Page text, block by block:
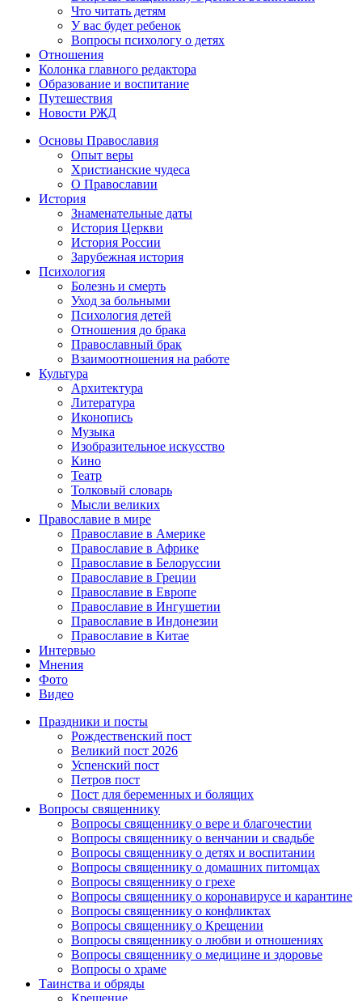
Что читать детям
У вас будет ребенок
Вопросы психологу о детях
Отношения
Колонка главного редактора
Образование и воспитание
Путешествия
Новости РЖД
Основы Православия
Опыт веры
Христианские чудеса
О Православии
История
Знаменательные даты
История Церкви
История России
Зарубежная история
Психология
Болезнь и смерть
Уход за больными
Психология детей
Отношения до брака
Православный брак
Взаимоотношения на работе
Культура
Архитектура
Литература
Иконопись
Музыка
Изобразительное искусство
Кино
Театр
Толковый словарь
Мысли великих
Православие в мире
Православие в Америке
Православие в Африке
Православие в Белоруссии
Православие в Греции
Православие в Европе
Православие в Ингушетии
Православие в Индонезии
Православие в Китае
Интервью
Мнения
Фото
Видео
Праздники и посты
Рождественский пост
Великий пост 2026
Успенский пост
Петров пост
Пост для беременных и болящих
Вопросы священнику
Вопросы священнику о вере и благочестии
Вопросы священнику о венчании и свадьбе
Вопросы священнику о детях и воспитании
Вопросы священнику о домашних питомцах
Вопросы священнику о грехе
Вопросы священнику о коронавирусе и карантине
Вопросы священнику о конфликтах
Вопросы священнику о Крещении
Вопросы священнику о любви и отношениях
Вопросы священнику о медицине и здоровье
Вопросы о храме
Таинства и обряды